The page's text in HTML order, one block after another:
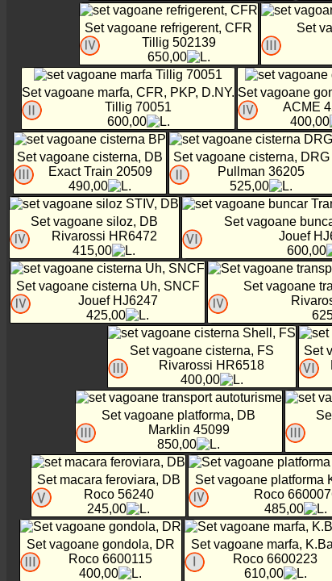
Set vagoane refrigerent, CFR
Tillig 502139
650,00
Set
Set vagoane marfa, CFR, PKP, D.NY.
Tillig 70051
600,00
Set vagoane
ACME
400,00
Set vagoane cisterna, DB
Exact Train 20509
490,00
Set vagoane cisterna, DRG
Pullman 36205
525,00
Set vagoane siloz, DB
Rivarossi HR6472
415,00
Set vagoane
Jouef
600,00
Set vagoane cisterna Uh, SNCF
Jouef HJ6247
425,00
Set vagoane
Set vagoane cisterna, FS
Rivarossi HR6518
400,00
Set
Set vagoane platforma, DB
Marklin 45099
850,00
Set macara feroviara, DB
Roco 56240
245,00
Set vagoane platforma
Roco
485,00
Set vagoane gondola, DR
Roco 6600115
400,00
Set vagoane marfa,
Roco 6600223
610,00